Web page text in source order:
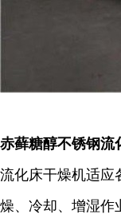
赤藓糖醇不锈钢流
流化床干燥机适应
燥、冷却、增湿作